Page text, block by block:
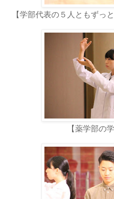
【学部代表の５人ともずっ
【薬学部の